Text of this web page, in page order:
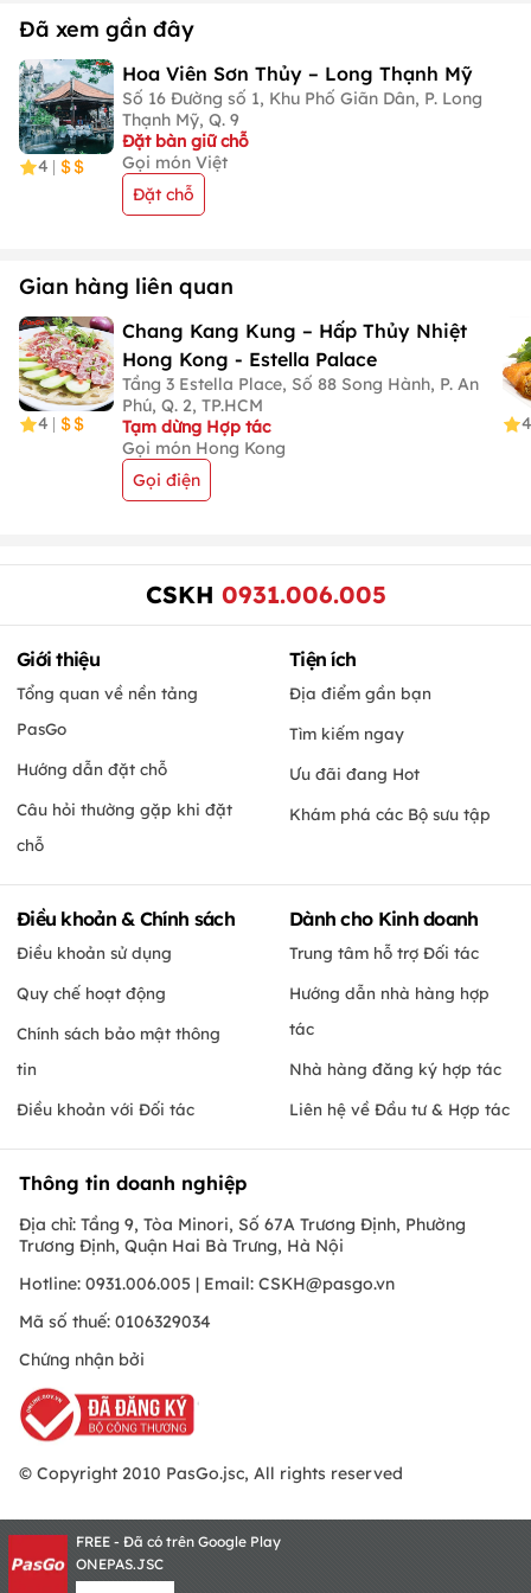
Đã xem gần đây
4 |
Hoa Viên Sơn Thủy – Long Thạnh Mỹ
Số 16 Đường số 1, Khu Phố Giãn Dân, P. Long
Thạnh Mỹ, Q. 9
Đặt bàn giữ chỗ
Gọi món Việt
Đặt chỗ
Gian hàng liên quan
4 |
Chang Kang Kung – Hấp Thủy Nhiệt
Hong Kong - Estella Palace
Tầng 3 Estella Place, Số 88 Song Hành, P. An
Phú, Q. 2, TP.HCM
Tạm dừng Hợp tác
Gọi món Hong Kong
Gọi điện
4
CSKH 0931.006.005
Giới thiệu
Tổng quan về nền tảng
PasGo
Hướng dẫn đặt chỗ
Câu hỏi thường gặp khi đặt
chỗ
Tiện ích
Địa điểm gần bạn
Tìm kiếm ngay
Ưu đãi đang Hot
Khám phá các Bộ sưu tập
Điều khoản & Chính sách
Điều khoản sử dụng
Quy chế hoạt động
Chính sách bảo mật thông
tin
Điều khoản với Đối tác
Dành cho Kinh doanh
Trung tâm hỗ trợ Đối tác
Hướng dẫn nhà hàng hợp
tác
Nhà hàng đăng ký hợp tác
Liên hệ về Đầu tư & Hợp tác
Thông tin doanh nghiệp
Địa chỉ: Tầng 9, Tòa Minori, Số 67A Trương Định, Phường
Trương Định, Quận Hai Bà Trưng, Hà Nội
Hotline: 0931.006.005 | Email: CSKH@pasgo.vn
Mã số thuế: 0106329034
Chứng nhận bởi
© Copyright 2010 PasGo.jsc, All rights reserved
FREE - Đã có trên Google Play
ONEPAS.JSC